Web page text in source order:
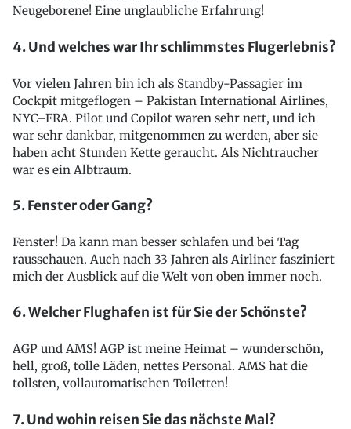
Neugeborene! Eine unglaubliche Erfahrung!
4. Und welches war Ihr schlimmstes Flugerlebnis?
Vor vielen Jahren bin ich als Standby-Passagier im
Cockpit mitgeflogen – Pakistan International Airlines,
NYC–FRA. Pilot und Copilot waren sehr nett, und ich
war sehr dankbar, mitgenommen zu werden, aber sie
haben acht Stunden Kette geraucht. Als Nichtraucher
war es ein Albtraum.
5. Fenster oder Gang?
Fenster! Da kann man besser schlafen und bei Tag
rausschauen. Auch nach 33 Jahren als Airliner fasziniert
mich der Ausblick auf die Welt von oben immer noch.
6. Welcher Flughafen ist für Sie der Schönste?
AGP und AMS! AGP ist meine Heimat – wunderschön,
hell, groß, tolle Läden, nettes Personal. AMS hat die
tollsten, vollautomatischen Toiletten!
7. Und wohin reisen Sie das nächste Mal?